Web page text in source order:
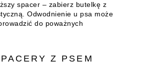
spacer – zabierz butelkę z
Odwodnienie u psa może
do poważnych
Z PSEM